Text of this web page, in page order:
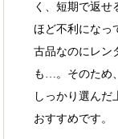
く、短期で返せ
ほど不利になっ
古品なのにレン
も…。そのため
しっかり選んだ
おすすめです。